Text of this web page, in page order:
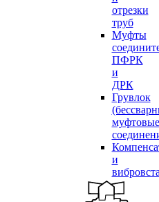
отрезки
труб
Муфты
ПФРК
и
ДРК
Грувлок
муфтовые
и